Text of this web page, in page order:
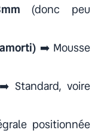
(donc peu
➡️ Mousse
Standard, voire
positionnée